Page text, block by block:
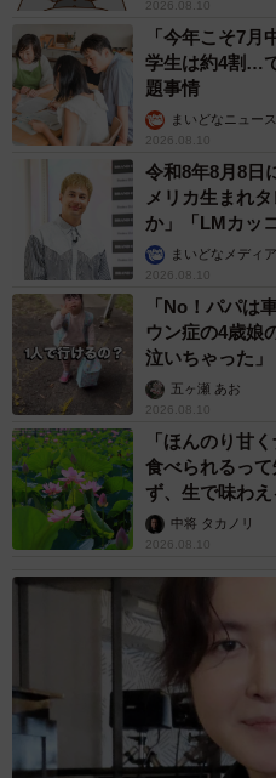
無印良品のビーズクッション
さて、ビーズクッションはど
無印良品を展開する良品計画
ーービーズクッションは洗え
「当社では、取り扱い説明書
体の洗濯を禁止としておりま
洗ってしまうと 乾燥が十分に
てしまうこと、使用している
レン（発泡スチロール）であ
2026.08.10
「今年こそ7
学生は約4割…
題事情
まいどなニュー
2026.08.10
令和8年8月8日
メリカ生まれ
か」「LMカッ
まいどなメディア
2026.08.10
「No！パパ
ウン症の4歳娘
泣いちゃった」
五ヶ瀬 あお
2026.08.10
「ほんのり甘
食べられるっ
ず、生で味わ
中将 タカノリ
2026.08.10